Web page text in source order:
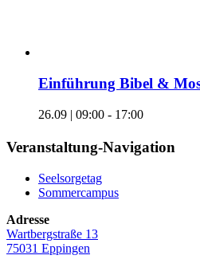
Einführung Bibel &
26.09 | 09:00 - 17:00
Veranstaltung-Navigation
Seelsorgetag
Sommer­campus
Adresse
Wartbergstraße 13
75031 Eppingen